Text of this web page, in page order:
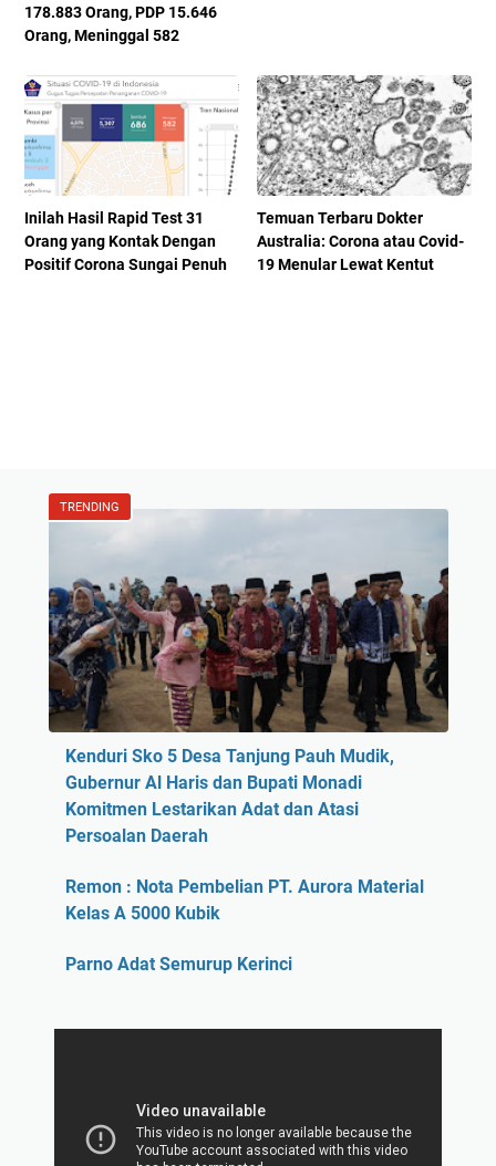
178.883 Orang, PDP 15.646
Orang, Meninggal 582
Inilah Hasil Rapid Test 31
Orang yang Kontak Dengan
Positif Corona Sungai Penuh
Temuan Terbaru Dokter
Australia: Corona atau Covid-
19 Menular Lewat Kentut
TRENDING
Kenduri Sko 5 Desa Tanjung Pauh Mudik,
Gubernur Al Haris dan Bupati Monadi
Komitmen Lestarikan Adat dan Atasi
Persoalan Daerah
Remon : Nota Pembelian PT. Aurora Material
Kelas A 5000 Kubik
Parno Adat Semurup Kerinci